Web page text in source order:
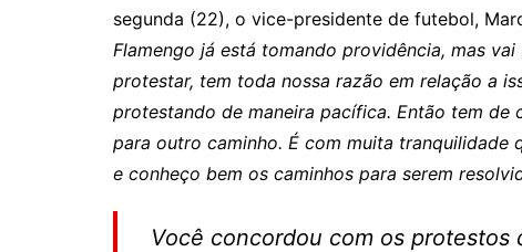
segunda (22), o vice-presidente de futebol,
Flamengo já está tomando providência, mas
protestar, tem toda nossa razão em relação a
protestando de maneira pacífica. Então tem
para outro caminho. É com muita tranquilidade
e conheço bem os caminhos para serem
Você concordou com os protestos